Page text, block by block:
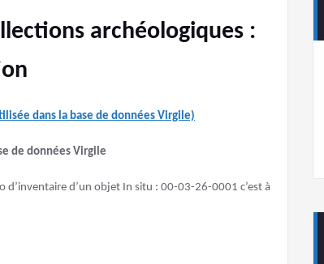
archéologiques :
dans la base de données Virgile)
de données Virgile
d’un objet In situ : 00-03-26-0001 c’est à